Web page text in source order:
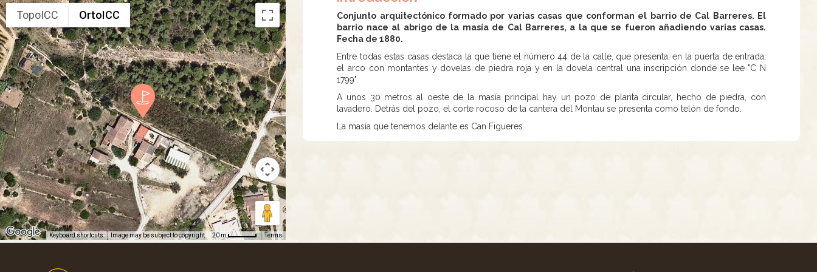
TopoICC OrtoICC
Keyboard shortcuts Image may be subject to copyright 20 m Terms
Conjunto arquitectónico formado por varias casas que conforman el barrio de Cal Barreres. El
barrio nace al abrigo de la masía de Cal Barreres, a la que se fueron añadiendo varias casas.
Fecha de 1880.
Entre todas estas casas destaca la que tiene el número 44 de la calle, que presenta, en la puerta de entrada,
el arco con montantes y dovelas de piedra roja y en la dovela central una inscripción donde se lee "C N
1799".
A unos 30 metros al oeste de la masía principal hay un pozo de planta circular, hecho de piedra, con
lavadero. Detrás del pozo, el corte rocoso de la cantera del Montau se presenta como telón de fondo.
La masía que tenemos delante es Can Figueres.